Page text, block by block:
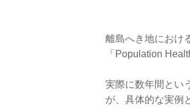
離島へき地におけ
「Population
実際に数年間とい
が、具体的な実例